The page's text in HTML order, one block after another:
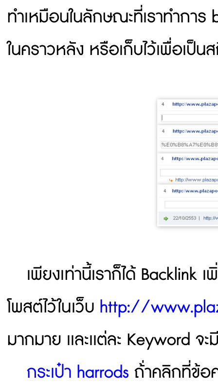
ทำเหมือนในลักษณะที่เราทำการ
ในคราวหลัง หรือเก็บไว้เพื่อเป็น
เพียงเท่านี้เราก็ได้ Backlink
โพสต์ไว้ในเว็บ http://
มากมาย เเละเเต่ละ Keyword จ
กระเป๋า harrods ถ้่าคลิกที่ข้อ